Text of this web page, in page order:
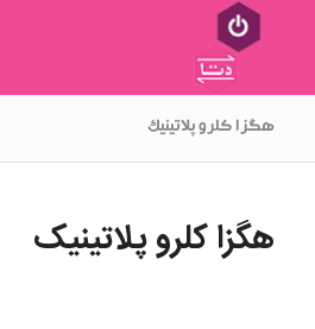
هگزا کلرو پلاتینیک
هگزا کلرو پلاتینیک